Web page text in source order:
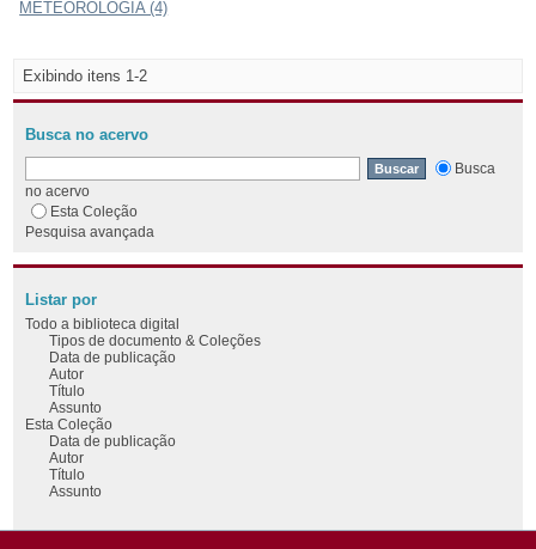
METEOROLOGIA (4)
Exibindo itens 1-2
Busca no acervo
Busca
no acervo
Esta Coleção
Pesquisa avançada
Listar por
Todo a biblioteca digital
Tipos de documento & Coleções
Data de publicação
Autor
Título
Assunto
Esta Coleção
Data de publicação
Autor
Título
Assunto